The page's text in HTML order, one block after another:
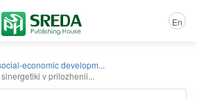
En
economic developm...
v prilozhenii...